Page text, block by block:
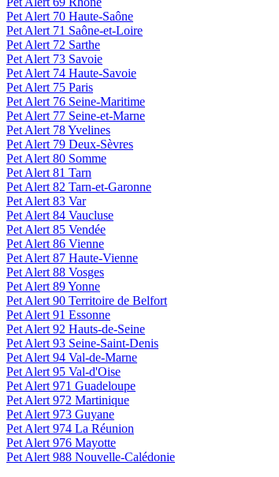
Pet Alert 70 Haute-Saône
Pet Alert 71 Saône-et-Loire
Pet Alert 72 Sarthe
Pet Alert 73 Savoie
Pet Alert 74 Haute-Savoie
Pet Alert 75 Paris
Pet Alert 76 Seine-Maritime
Pet Alert 77 Seine-et-Marne
Pet Alert 78 Yvelines
Pet Alert 79 Deux-Sèvres
Pet Alert 80 Somme
Pet Alert 81 Tarn
Pet Alert 82 Tarn-et-Garonne
Pet Alert 83 Var
Pet Alert 84 Vaucluse
Pet Alert 85 Vendée
Pet Alert 86 Vienne
Pet Alert 87 Haute-Vienne
Pet Alert 88 Vosges
Pet Alert 89 Yonne
Pet Alert 90 Territoire de Belfort
Pet Alert 91 Essonne
Pet Alert 92 Hauts-de-Seine
Pet Alert 93 Seine-Saint-Denis
Pet Alert 94 Val-de-Marne
Pet Alert 95 Val-d'Oise
Pet Alert 971 Guadeloupe
Pet Alert 972 Martinique
Pet Alert 973 Guyane
Pet Alert 974 La Réunion
Pet Alert 976 Mayotte
Pet Alert 988 Nouvelle-Calédonie